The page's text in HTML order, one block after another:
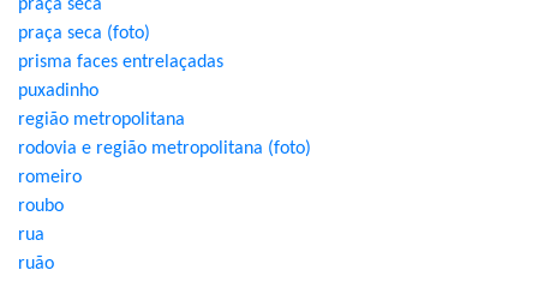
praça seca
praça seca (foto)
prisma faces entrelaçadas
puxadinho
região metropolitana
rodovia e região metropolitana (foto)
romeiro
roubo
rua
ruão